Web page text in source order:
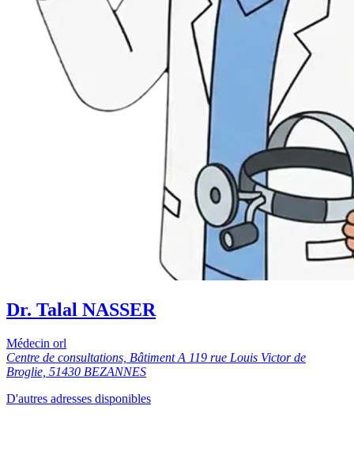
Dr. Talal NASSER
Médecin orl
Centre de consultations, Bâtiment A 119 rue Louis Victor de
Broglie, 51430 BEZANNES
D'autres adresses disponibles